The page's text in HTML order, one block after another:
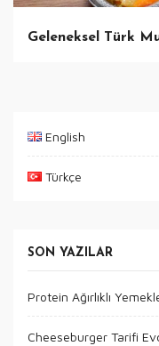
Geleneksel Türk
English
Türkçe
SON YAZILAR
Protein Ağırlıklı
Cheeseburger Tarifi